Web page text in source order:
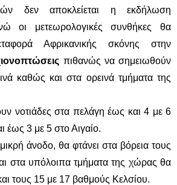
δεν αποκλείεται η εκδήλωση
οι μετεωρολογικές συνθήκες θα
Αφρικανικής σκόνης στην
πιθανώς να σημειωθούν
καθώς και στα ορεινά τμήματα της
νοτιάδες στα πελάγη έως και 4 με 6
έως 3 με 5 στο Αιγαίο.
άνοδο, θα φτάνει στα βόρεια τους
στα υπόλοιπα τμήματα της χώρας θα
τους 15 με 17 βαθμούς Κελσίου.